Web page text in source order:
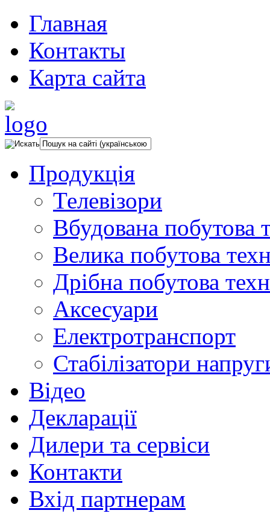
Главная
Контакты
Карта сайта
Продукція
Телевізори
Вбудована побутова
Велика побутова
Дрібна побутова
Аксесуари
Електротранспорт
Стабілізатори
Відео
Декларації
Дилери та сервіси
Контакти
Вхід партнерам